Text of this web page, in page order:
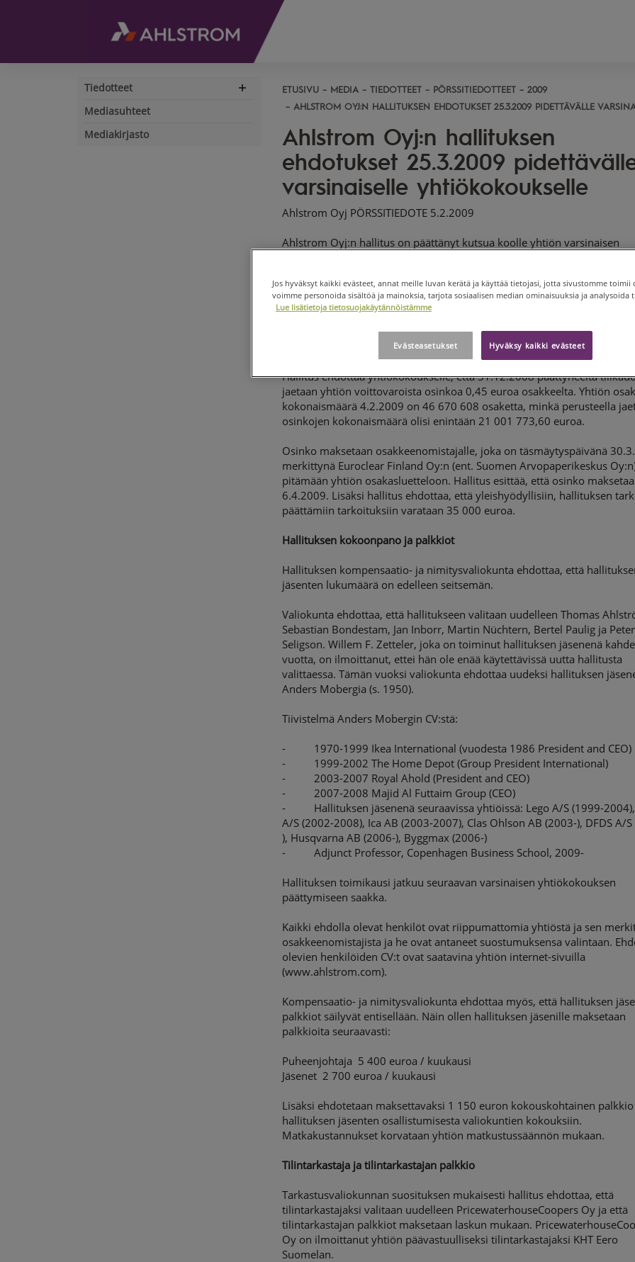
Tiedotteet
Expand
navigation
Mediasuhteet
Mediakirjasto
ETUSIVU MEDIA TIEDOTTEET PÖRSSITIEDOTTEET
2009
AHLSTROM OYJ:N HALLITUKSEN EHDOTUKSET 25.3.2009 PIDETTÄVÄLLE
Ahlstrom Oyj:n hallituksen
ehdotukset 25.3.2009
varsinaiselle yhtiökokoukselle
Ahlstrom Oyj PÖRSSITIEDOTE 5.2.2009
Ahlstrom Oyj:n hallitus on päättänyt kutsua koolle yhtiön varsinaisen
Voitonjako
Yhtiöllä on taseen 31.12.2008 mukaan jakokelpoisia varoja yhteensä
645 356 691,77 euroa.
Hallitus ehdottaa yhtiökokoukselle, että 31.12.2008 päättyneeltä
jaetaan yhtiön voittovaroista osinkoa 0,45 euroa osakkeelta. Yhtiön
kokonaismäärä 4.2.2009 on 46 670 608 osaketta, minkä perusteella
osinkojen kokonaismäärä olisi enintään 21 001 773,60 euroa.
Osinko maksetaan osakkeenomistajalle, joka on täsmäytyspäivänä
merkittynä Euroclear Finland Oy:n (ent. Suomen Arvopaperikeskus
pitämään yhtiön osakasluetteloon. Hallitus esittää, että osinko
6.4.2009. Lisäksi hallitus ehdottaa, että yleishyödyllisiin, hallituksen
päättämiin tarkoituksiin varataan 35 000 euroa.
Hallituksen kokoonpano ja palkkiot
Hallituksen kompensaatio- ja nimitysvaliokunta ehdottaa, että
jäsenten lukumäärä on edelleen seitsemän.
Valiokunta ehdottaa, että hallitukseen valitaan uudelleen Thomas
Sebastian Bondestam, Jan Inborr, Martin Nüchtern, Bertel Paulig ja Peter
Seligson. Willem F. Zetteler, joka on toiminut hallituksen jäsenenä
vuotta, on ilmoittanut, ettei hän ole enää käytettävissä uutta hallitusta
valittaessa. Tämän vuoksi valiokunta ehdottaa uudeksi hallituksen
Anders Mobergia (s. 1950).
Tiivistelmä Anders Mobergin CV:stä:
- 1970-1999 Ikea International (vuodesta 1986 President and CEO)
- 1999-2002 The Home Depot (Group President International)
- 2003-2007 Royal Ahold (President and CEO)
- 2007-2008 Majid Al Futtaim Group (CEO)
- Hallituksen jäsenenä seuraavissa yhtiöissä: Lego A/S (1999-
A/S (2002-2008), Ica AB (2003-2007), Clas Ohlson AB (2003-), DFDS A/
), Husqvarna AB (2006-), Byggmax (2006-)
- Adjunct Professor, Copenhagen Business School, 2009-
Hallituksen toimikausi jatkuu seuraavan varsinaisen yhtiökokouksen
päättymiseen saakka.
Kaikki ehdolla olevat henkilöt ovat riippumattomia yhtiöstä ja sen
osakkeenomistajista ja he ovat antaneet suostumuksensa valintaan.
olevien henkilöiden CV:t ovat saatavina yhtiön internet-sivuilla
(www.ahlstrom.com).
Kompensaatio- ja nimitysvaliokunta ehdottaa myös, että hallituksen
palkkiot säilyvät entisellään. Näin ollen hallituksen jäsenille maksetaan
palkkioita seuraavasti:
Puheenjohtaja 5 400 euroa / kuukausi
Jäsenet 2 700 euroa / kuukausi
Lisäksi ehdotetaan maksettavaksi 1 150 euron kokouskohtainen palkkio
hallituksen jäsenten osallistumisesta valiokuntien kokouksiin.
Matkakustannukset korvataan yhtiön matkustussäännön mukaan.
Tilintarkastaja ja tilintarkastajan palkkio
Tarkastusvaliokunnan suosituksen mukaisesti hallitus ehdottaa, että
tilintarkastajaksi valitaan uudelleen PricewaterhouseCoopers Oy ja että
tilintarkastajan palkkiot maksetaan laskun mukaan.
Oy on ilmoittanut yhtiön päävastuulliseksi tilintarkastajaksi KHT Eero
Suomelan.
Jos hyväksyt kaikki evästeet, annat meille luvan kerätä ja käyttää tietojasi, jotta sivustomme toimii
voimme personoida sisältöä ja mainoksia, tarjota sosiaalisen median ominaisuuksia ja analysoida
Lue lisätietoja tietosuojakäytännöistämme
Hyväksy kaikki evästeet
Evästeasetukset